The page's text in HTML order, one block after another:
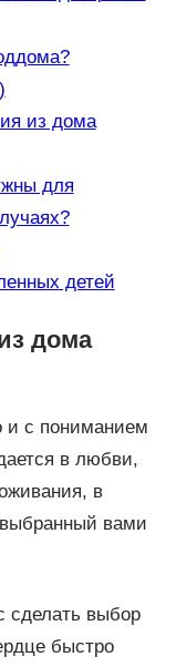
из дома
для
детей
дома
и с пониманием
в любви,
в
вами
сделать выбор
быстро